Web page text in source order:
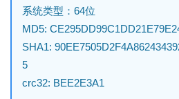
系统类型：64位
MD5:
SHA1:
5
crc32: BEE2E3A1